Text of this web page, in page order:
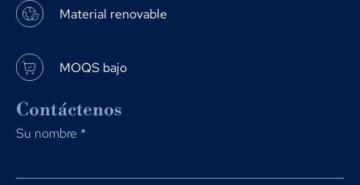
Material renovable
MOQS bajo
Contáctenos
Su nombre *